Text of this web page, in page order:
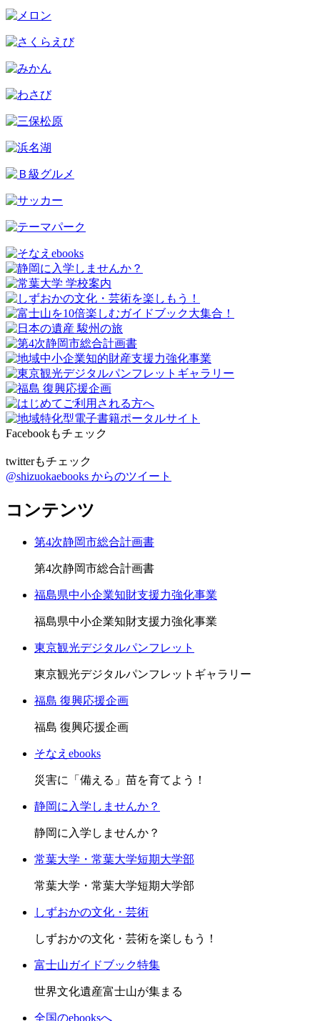
Facebookもチェック
twitterもチェック
@shizuokaebooks からのツイート
コンテンツ
第4次静岡市総合計画書
第4次静岡市総合計画書
福島県中小企業知財支援力強化事業
福島県中小企業知財支援力強化事業
東京観光デジタルパンフレット
東京観光デジタルパンフレットギャラリー
福島 復興応援企画
福島 復興応援企画
そなえebooks
災害に「備える」苗を育てよう！
静岡に入学しませんか？
静岡に入学しませんか？
常葉大学・常葉大学短期大学部
常葉大学・常葉大学短期大学部
しずおかの文化・芸術
しずおかの文化・芸術を楽しもう！
富士山ガイドブック特集
世界文化遺産富士山が集まる
全国のebooksへ